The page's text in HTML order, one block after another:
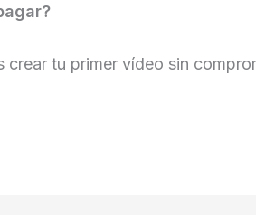
tu primer vídeo sin